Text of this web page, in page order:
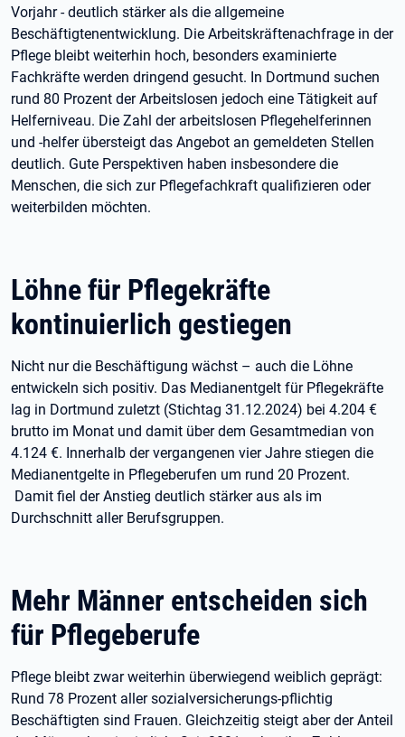
Vorjahr - deutlich stärker als die allgemeine
Beschäftigtenentwicklung. Die Arbeitskräftenachfrage in der
Pflege bleibt weiterhin hoch, besonders examinierte
Fachkräfte werden dringend gesucht. In Dortmund suchen
rund 80 Prozent der Arbeitslosen jedoch eine Tätigkeit auf
Helferniveau. Die Zahl der arbeitslosen Pflegehelferinnen
und -helfer übersteigt das Angebot an gemeldeten Stellen
deutlich. Gute Perspektiven haben insbesondere die
Menschen, die sich zur Pflegefachkraft qualifizieren oder
weiterbilden möchten.
Löhne für Pflegekräfte
kontinuierlich gestiegen
Nicht nur die Beschäftigung wächst – auch die Löhne
entwickeln sich positiv. Das Medianentgelt für Pflegekräfte
lag in Dortmund zuletzt (Stichtag 31.12.2024) bei 4.204 €
brutto im Monat und damit über dem Gesamtmedian von
4.124 €. Innerhalb der vergangenen vier Jahre stiegen die
Medianentgelte in Pflegeberufen um rund 20 Prozent.
Damit fiel der Anstieg deutlich stärker aus als im
Durchschnitt aller Berufsgruppen.
Mehr Männer entscheiden sich
für Pflegeberufe
Pflege bleibt zwar weiterhin überwiegend weiblich geprägt:
Rund 78 Prozent aller sozialversicherungs-pflichtig
Beschäftigten sind Frauen. Gleichzeitig steigt aber der Anteil